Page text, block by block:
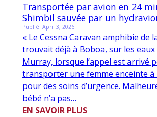
Transportée par avion en 24
Shimbil sauvée par un
Publié: April 3, 2026
« Le Cessna Caravan amphibie de
trouvait déjà à Boboa, sur les eaux
Murray, lorsque l’appel est arrivé
transporter une femme enceinte à
pour des soins d’urgence.
bébé n’a pas…
EN SAVOIR PLUS